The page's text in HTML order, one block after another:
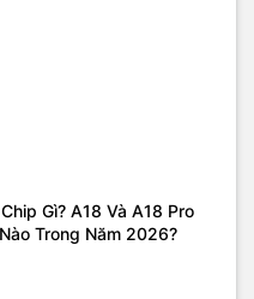
Gì? A18 Và A18 Pro
Trong Năm 2026?